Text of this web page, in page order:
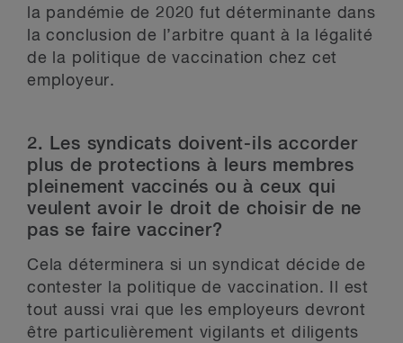
la pandémie de 2020 fut déterminante dans
la conclusion de l’arbitre quant à la légalité
de la politique de vaccination chez cet
employeur.
2. Les syndicats doivent-ils accorder
plus de protections à leurs membres
pleinement vaccinés ou à ceux qui
veulent avoir le droit de choisir de ne
pas se faire vacciner?
Cela déterminera si un syndicat décide de
contester la politique de vaccination.
Il est
tout aussi vrai que les employeurs devront
être particulièrement vigilants et diligents